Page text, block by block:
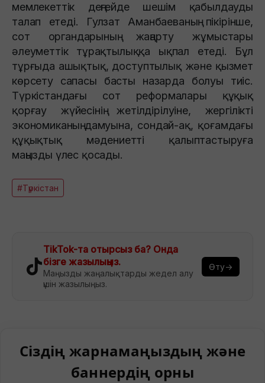
мемлекеттік деңгейде шешім қабылдауды
талап етеді. Гулзат Аманбаеваның пікірінше,
сот органдарының жаңарту жұмыстары
әлеуметтік тұрақтылыққа ықпал етеді. Бұл
тұрғыда ашықтық, доступтылық және қызмет
көрсету сапасы басты назарда болуы тиіс.
Түркістандағы сот реформалары құқық
қорғау жүйесінің жетілдірілуіне, жергілікті
экономиканың дамуына, сондай-ақ, қоғамдағы
құқықтық мәдениетті қалыптастыруға
маңызды үлес қосады.
#Түркістан
TikTok-та отырсыз ба? Онда
бізге жазылыңыз.
Маңызды жаңалықтарды жедел алу
үшін жазылыңыз.
Өту→
Сіздің жарнамаңыздың және
баннердің орны